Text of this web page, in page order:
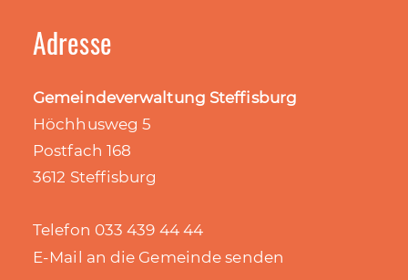
Adresse
Gemeindeverwaltung Steffisburg
Höchhusweg 5
Postfach 168
3612 Steffisburg
Telefon 033 439 44 44
E-Mail an die Gemeinde senden